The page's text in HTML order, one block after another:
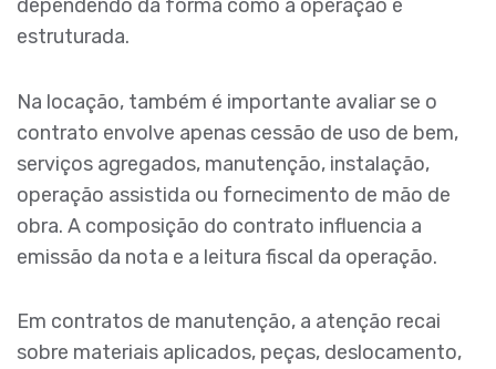
dependendo da forma como a operação é
estruturada.
Na locação, também é importante avaliar se o
contrato envolve apenas cessão de uso de bem,
serviços agregados, manutenção, instalação,
operação assistida ou fornecimento de mão de
obra. A composição do contrato influencia a
emissão da nota e a leitura fiscal da operação.
Em contratos de manutenção, a atenção recai
sobre materiais aplicados, peças, deslocamento,